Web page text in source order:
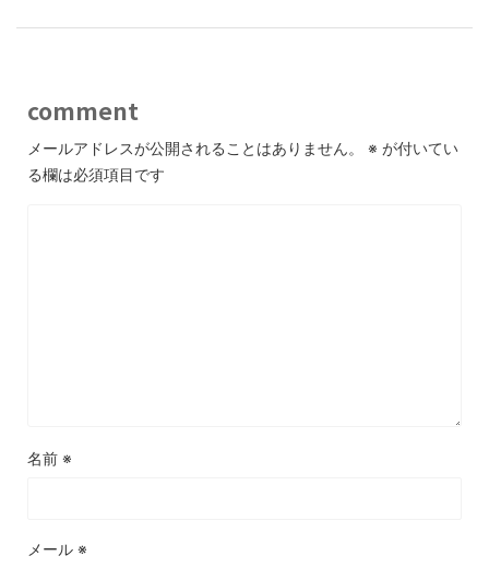
comment
メールアドレスが公開されることはありません。 ※ が付いてい
る欄は必須項目です
名前 ※
メール ※